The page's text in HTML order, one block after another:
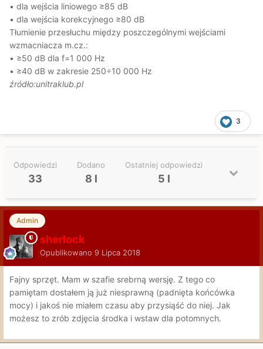
• dla wejścia liniowego ≥85 dB
• dla wejścia korekcyjnego ≥80 dB
Tłumienie przesłuchu między poszczególnymi wejściami
wzmacniacza m.cz.:
• ≥50 dB dla f=1 000 Hz
• ≥40 dB w zakresie 250÷10 000 Hz
źródło:unitraklub.pl
3
Odpowiedzi
33
Dodano
8 l
Ostatniej odpowiedzi
5 l
Admin
sherlock
Opublikowano 9 Lipca 2018
Fajny sprzęt. Mam w szafie srebrną wersję. Z tego co
pamiętam dostałem ją już niesprawną (padnięta końcówka
mocy) i jakoś nie miałem czasu aby przysiąść do niej. Jak
możesz to zrób zdjęcia środka i wstaw dla potomnych.